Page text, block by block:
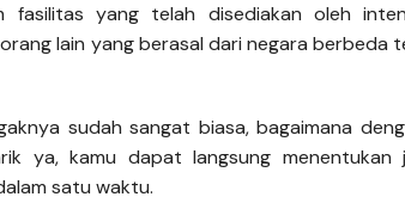
fasilitas yang telah disediakan oleh
lain yang berasal dari negara berbeda
sudah sangat biasa, bagaimana
ya, kamu dapat langsung menentukan
satu waktu.